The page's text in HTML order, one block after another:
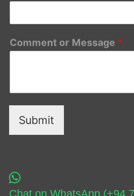
Comment or Message *
Submit